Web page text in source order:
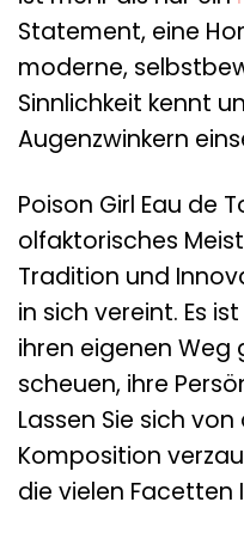
Statement, eine
moderne,
Sinnlichkeit kennt
Augenzwinkern
Poison Girl Eau de
olfaktorisches
Tradition und
in sich vereint. Es
ihren eigenen Weg
scheuen, ihre
Lassen Sie sich
Komposition
die vielen Facetten